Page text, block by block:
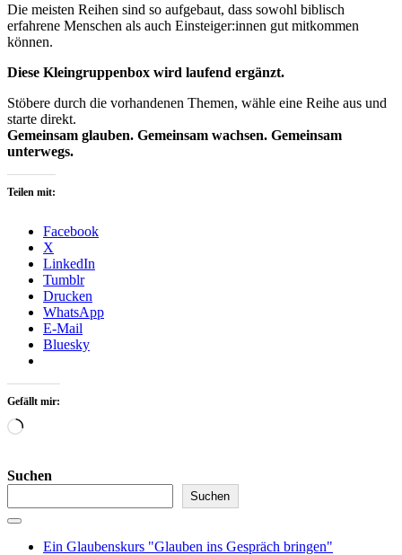
Die meisten Reihen sind so aufgebaut, dass sowohl biblisch
erfahrene Menschen als auch Einsteiger:innen gut mitkommen
können.
Diese Kleingruppenbox wird laufend ergänzt.
Stöbere durch die vorhandenen Themen, wähle eine Reihe aus und
starte direkt.
Gemeinsam glauben. Gemeinsam wachsen. Gemeinsam
unterwegs.
Teilen mit:
Facebook
X
LinkedIn
Tumblr
Drucken
WhatsApp
E-Mail
Bluesky
Gefällt mir:
Wird
Suchen
Suchen
Ein Glaubenskurs "Glauben ins Gespräch bringen"